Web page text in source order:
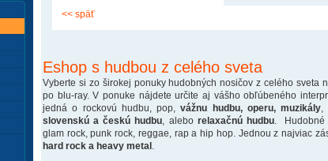
<< späť
Eshop s hudbou z celého sveta
Vyberte si zo širokej ponuky hudobných nosičov z celého sveta
po blu-ray. V ponuke nájdete určite aj vášho obľúbeného
jedná o rockovú hudbu, pop,vážnu hudbu, operu, muzikály ,
slovenskú a českú hudbu , alebo relaxačnú hudbu. Hudobné
glam rock, punk rock, reggae, rap a hip hop. Jednou z najviac
hard rock a heavy metal